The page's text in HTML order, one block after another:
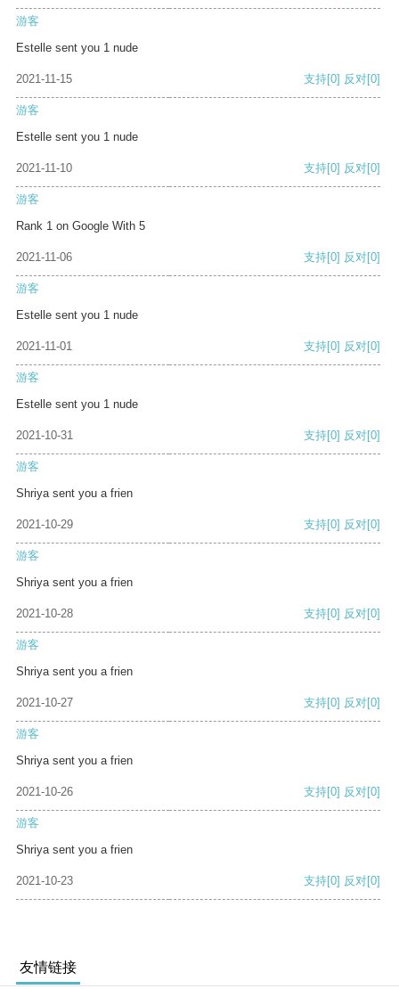
游客
Estelle sent you 1 nude
2021-11-15 支持[0] 反对[0]
游客
Estelle sent you 1 nude
2021-11-10 支持[0] 反对[0]
游客
Rank 1 on Google With 5
2021-11-06 支持[0] 反对[0]
游客
Estelle sent you 1 nude
2021-11-01 支持[0] 反对[0]
游客
Estelle sent you 1 nude
2021-10-31 支持[0] 反对[0]
游客
Shriya sent you a frien
2021-10-29 支持[0] 反对[0]
游客
Shriya sent you a frien
2021-10-28 支持[0] 反对[0]
游客
Shriya sent you a frien
2021-10-27 支持[0] 反对[0]
游客
Shriya sent you a frien
2021-10-26 支持[0] 反对[0]
游客
Shriya sent you a frien
2021-10-23 支持[0] 反对[0]
友情链接